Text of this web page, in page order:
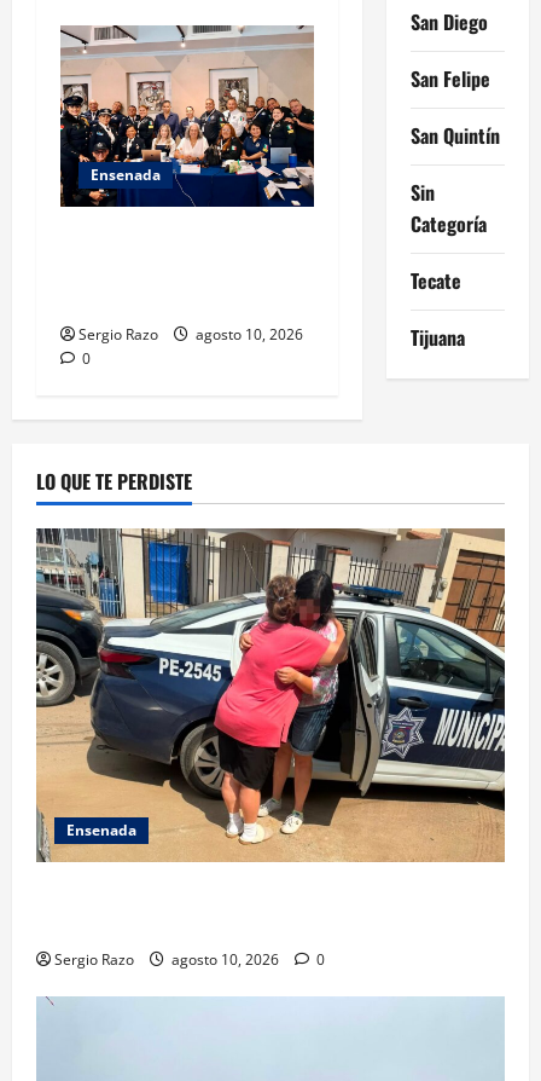
Ensenada
Sergio Razo
agosto 10, 2026
0
San Diego
San Felipe
San Quintín
Sin
Categoría
Tecate
Tijuana
LO QUE TE PERDISTE
Ensenada
Sergio Razo agosto 10, 2026 0